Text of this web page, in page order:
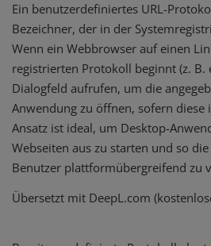
Ein benutzerdefiniertes URL-
Bezeichner, der in der
Wenn ein Webbrowser auf einen
registrierten Protokoll beginnt (z. B.
Dialogfeld aufrufen, um die
Anwendung zu öffnen, sofern diese
Ansatz ist ideal, um Desktop-
Webseiten aus zu starten und so
Benutzer plattformübergreifend zu
Übersetzt mit DeepL.com